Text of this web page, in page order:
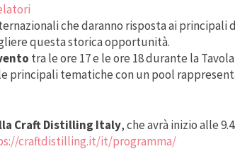
che daranno risposta ai principali
questa storica opportunità.
tra le ore 17 e le ore 18 durante la
principali tematiche con un pool
Craft Distilling Italy, che avrà inizio alle
craftdistilling.it/it/programma/